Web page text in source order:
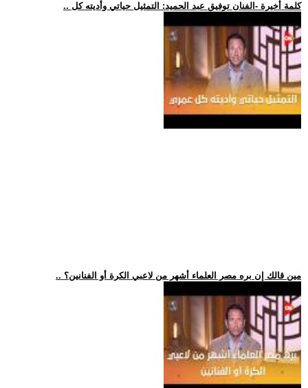
.. كلمة أخيرة -الفنان توفيق عبد الحميد: التمثيل حياتي وأديته كل
.. مين قالك إن بره مصر العلماء أشهر من لاعبي الكرة أو الفنانين؟